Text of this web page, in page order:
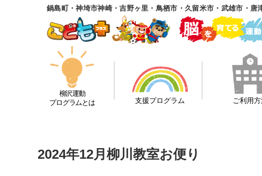
鍋島町・神埼市神崎・吉野ヶ里・鳥栖市・久留米市・武雄市・
柳沢運動
プログラムとは
支援プログラム ご利用
2024年12月柳川教室お便り